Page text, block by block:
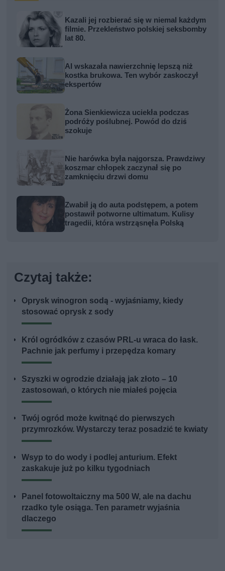
Kazali jej rozbierać się w niemal każdym
filmie. Przekleństwo polskiej seksbomby
lat 80.
AI wskazała nawierzchnię lepszą niż
kostka brukowa. Ten wybór zaskoczył
ekspertów
Żona Sienkiewicza uciekła podczas
podróży poślubnej. Powód do dziś
szokuje
Nie harówka była najgorsza. Prawdziwy
koszmar chłopek zaczynał się po
zamknięciu drzwi domu
Zwabił ją do auta podstępem, a potem
postawił potworne ultimatum. Kulisy
tragedii, która wstrząsnęła Polską
Czytaj także:
Oprysk winogron sodą - wyjaśniamy, kiedy
stosować oprysk z sody
Król ogródków z czasów PRL-u wraca do łask.
Pachnie jak perfumy i przepędza komary
Szyszki w ogrodzie działają jak złoto – 10
zastosowań, o których nie miałeś pojęcia
Twój ogród może kwitnąć do pierwszych
przymrozków. Wystarczy teraz posadzić te kwiaty
Wsyp to do wody i podlej anturium. Efekt
zaskakuje już po kilku tygodniach
Panel fotowoltaiczny ma 500 W, ale na dachu
rzadko tyle osiąga. Ten parametr wyjaśnia
dlaczego